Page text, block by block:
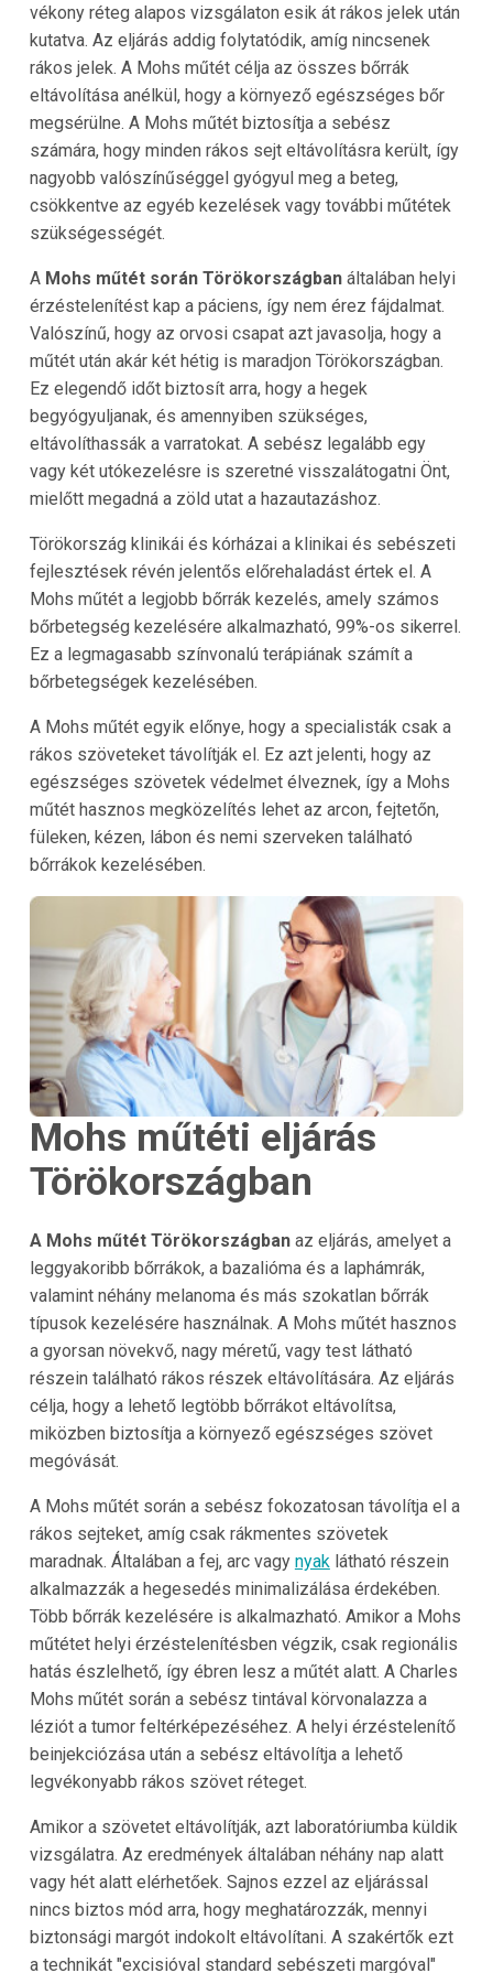
vékony réteg alapos vizsgálaton esik át rákos jelek után
kutatva. Az eljárás addig folytatódik, amíg nincsenek
rákos jelek. A Mohs műtét célja az összes bőrrák
eltávolítása anélkül, hogy a környező egészséges bőr
megsérülne. A Mohs műtét biztosítja a sebész
számára, hogy minden rákos sejt eltávolításra került, így
nagyobb valószínűséggel gyógyul meg a beteg,
csökkentve az egyéb kezelések vagy további műtétek
szükségességét.
A Mohs műtét során Törökországbanáltalában helyi
érzéstelenítést kap a páciens, így nem érez fájdalmat.
Valószínű, hogy az orvosi csapat azt javasolja, hogy a
műtét után akár két hétig is maradjon Törökországban.
Ez elegendő időt biztosít arra, hogy a hegek
begyógyuljanak, és amennyiben szükséges,
eltávolíthassák a varratokat. A sebész legalább egy
vagy két utókezelésre is szeretné visszalátogatni Önt,
mielőtt megadná a zöld utat a hazautazáshoz.
Törökország klinikái és kórházai a klinikai és sebészeti
fejlesztések révén jelentős előrehaladást értek el. A
Mohs műtét a legjobb bőrrák kezelés, amely számos
bőrbetegség kezelésére alkalmazható, 99%-os sikerrel.
Ez a legmagasabb színvonalú terápiának számít a
bőrbetegségek kezelésében.
A Mohs műtét egyik előnye, hogy a specialisták csak a
rákos szöveteket távolítják el. Ez azt jelenti, hogy az
egészséges szövetek védelmet élveznek, így a Mohs
műtét hasznos megközelítés lehet az arcon, fejtetőn,
füleken, kézen, lábon és nemi szerveken található
bőrrákok kezelésében.
Mohs műtéti eljárás
Törökországban
A Mohs műtét Törökországbanaz eljárás, amelyet a
leggyakoribb bőrrákok, a bazalióma és a laphámrák,
valamint néhány melanoma és más szokatlan bőrrák
típusok kezelésére használnak. A Mohs műtét hasznos
a gyorsan növekvő, nagy méretű, vagy test látható
részein található rákos részek eltávolítására. Az eljárás
célja, hogy a lehető legtöbb bőrrákot eltávolítsa,
miközben biztosítja a környező egészséges szövet
megóvását.
A Mohs műtét során a sebész fokozatosan távolítja el a
rákos sejteket, amíg csak rákmentes szövetek
maradnak. Általában a fej, arc vagy nyaklátható részein
alkalmazzák a hegesedés minimalizálása érdekében.
Több bőrrák kezelésére is alkalmazható. Amikor a Mohs
műtétet helyi érzéstelenítésben végzik, csak regionális
hatás észlelhető, így ébren lesz a műtét alatt. A Charles
Mohs műtét során a sebész tintával körvonalazza a
léziót a tumor feltérképezéséhez. A helyi érzéstelenítő
beinjekciózása után a sebész eltávolítja a lehető
legvékonyabb rákos szövet réteget.
Amikor a szövetet eltávolítják, azt laboratóriumba küldik
vizsgálatra. Az eredmények általában néhány nap alatt
vagy hét alatt elérhetőek. Sajnos ezzel az eljárással
nincs biztos mód arra, hogy meghatározzák, mennyi
biztonsági margót indokolt eltávolítani. A szakértők ezt
a technikát "excisióval standard sebészeti margóval"